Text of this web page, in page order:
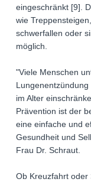
eingeschränkt [9].
wie
schwerfallen oder
möglich.
"Viele Menschen
im Alter
Prävention ist der
eine einfache und
Gesundheit und
Frau Dr. Schraut.
Ob Kreuzfahrt oder